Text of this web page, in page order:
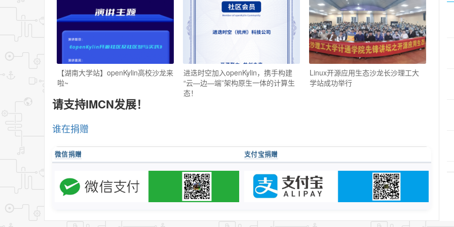
【湖南大学站】openKylin高校沙龙来
啦~
进迭时空加入openKylin，携手构建
“云—边—端”架构原生一体的计算生
态！
Linux开源应用生态沙龙长沙理工大
学站成功举行
请支持IMCN发展！
谁在捐赠
微信捐赠 支付宝捐赠